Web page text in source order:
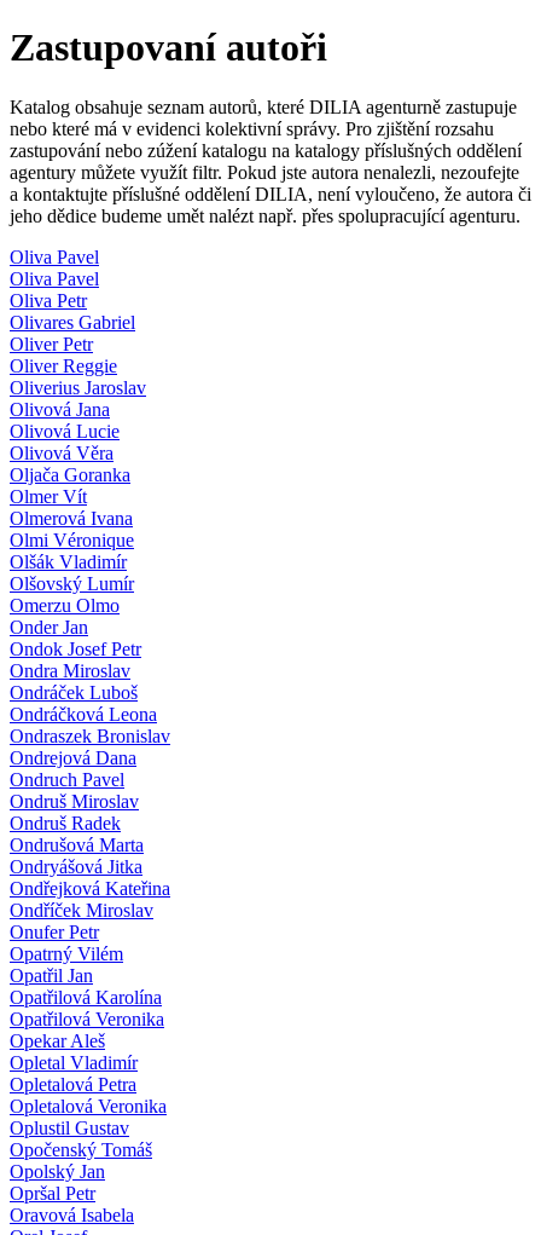
Zastupovaní autoři
Katalog obsahuje seznam autorů, které DILIA agenturně zastupuje
nebo které má v evidenci kolektivní správy. Pro zjištění rozsahu
zastupování nebo zúžení katalogu na katalogy příslušných oddělení
agentury můžete využít filtr. Pokud jste autora nenalezli, nezoufejte
a kontaktujte příslušné oddělení DILIA, není vyloučeno, že autora či
jeho dědice budeme umět nalézt např. přes spolupracující agenturu.
Oliva Pavel
Oliva Pavel
Oliva Petr
Olivares Gabriel
Oliver Petr
Oliver Reggie
Oliverius Jaroslav
Olivová Jana
Olivová Lucie
Olivová Věra
Oljača Goranka
Olmer Vít
Olmerová Ivana
Olmi Véronique
Olšák Vladimír
Olšovský Lumír
Omerzu Olmo
Onder Jan
Ondok Josef Petr
Ondra Miroslav
Ondráček Luboš
Ondráčková Leona
Ondraszek Bronislav
Ondrejová Dana
Ondruch Pavel
Ondruš Miroslav
Ondruš Radek
Ondrušová Marta
Ondryášová Jitka
Ondřejková Kateřina
Ondříček Miroslav
Onufer Petr
Opatrný Vilém
Opatřil Jan
Opatřilová Karolína
Opatřilová Veronika
Opekar Aleš
Opletal Vladimír
Opletalová Petra
Opletalová Veronika
Oplustil Gustav
Opočenský Tomáš
Opolský Jan
Opršal Petr
Oravová Isabela